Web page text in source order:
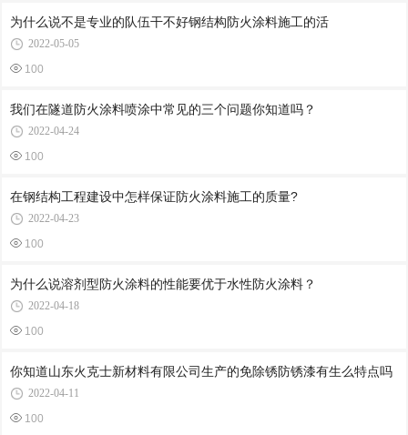
为什么说不是专业的队伍干不好钢结构防火涂料施工的活
2022-05-05
100
我们在隧道防火涂料喷涂中常见的三个问题你知道吗？
2022-04-24
100
在钢结构工程建设中怎样保证防火涂料施工的质量?
2022-04-23
100
为什么说溶剂型防火涂料的性能要优于水性防火涂料？
2022-04-18
100
你知道山东火克士新材料有限公司生产的免除锈防锈漆有生么特点吗
2022-04-11
100